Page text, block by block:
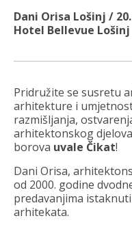
Dani Orisa Lošinj / 20.
Hotel Bellevue Lošinj
Pridružite se susretu
arhitekture i
razmišljanja,
arhitektonskog
borova uvale Čikat!
Dani Orisa,
od 2000. godine
predavanjima
arhitekata.